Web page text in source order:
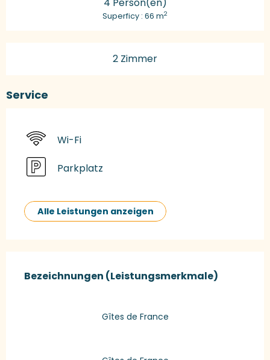
Superficy : 66 m2
2 Zimmer
Service
Wi-Fi
Parkplatz
Alle Leistungen anzeigen
Bezeichnungen (Leistungsmerkmale)
Bezeichnungen (Leistungsmerkmale)
Gîtes de France